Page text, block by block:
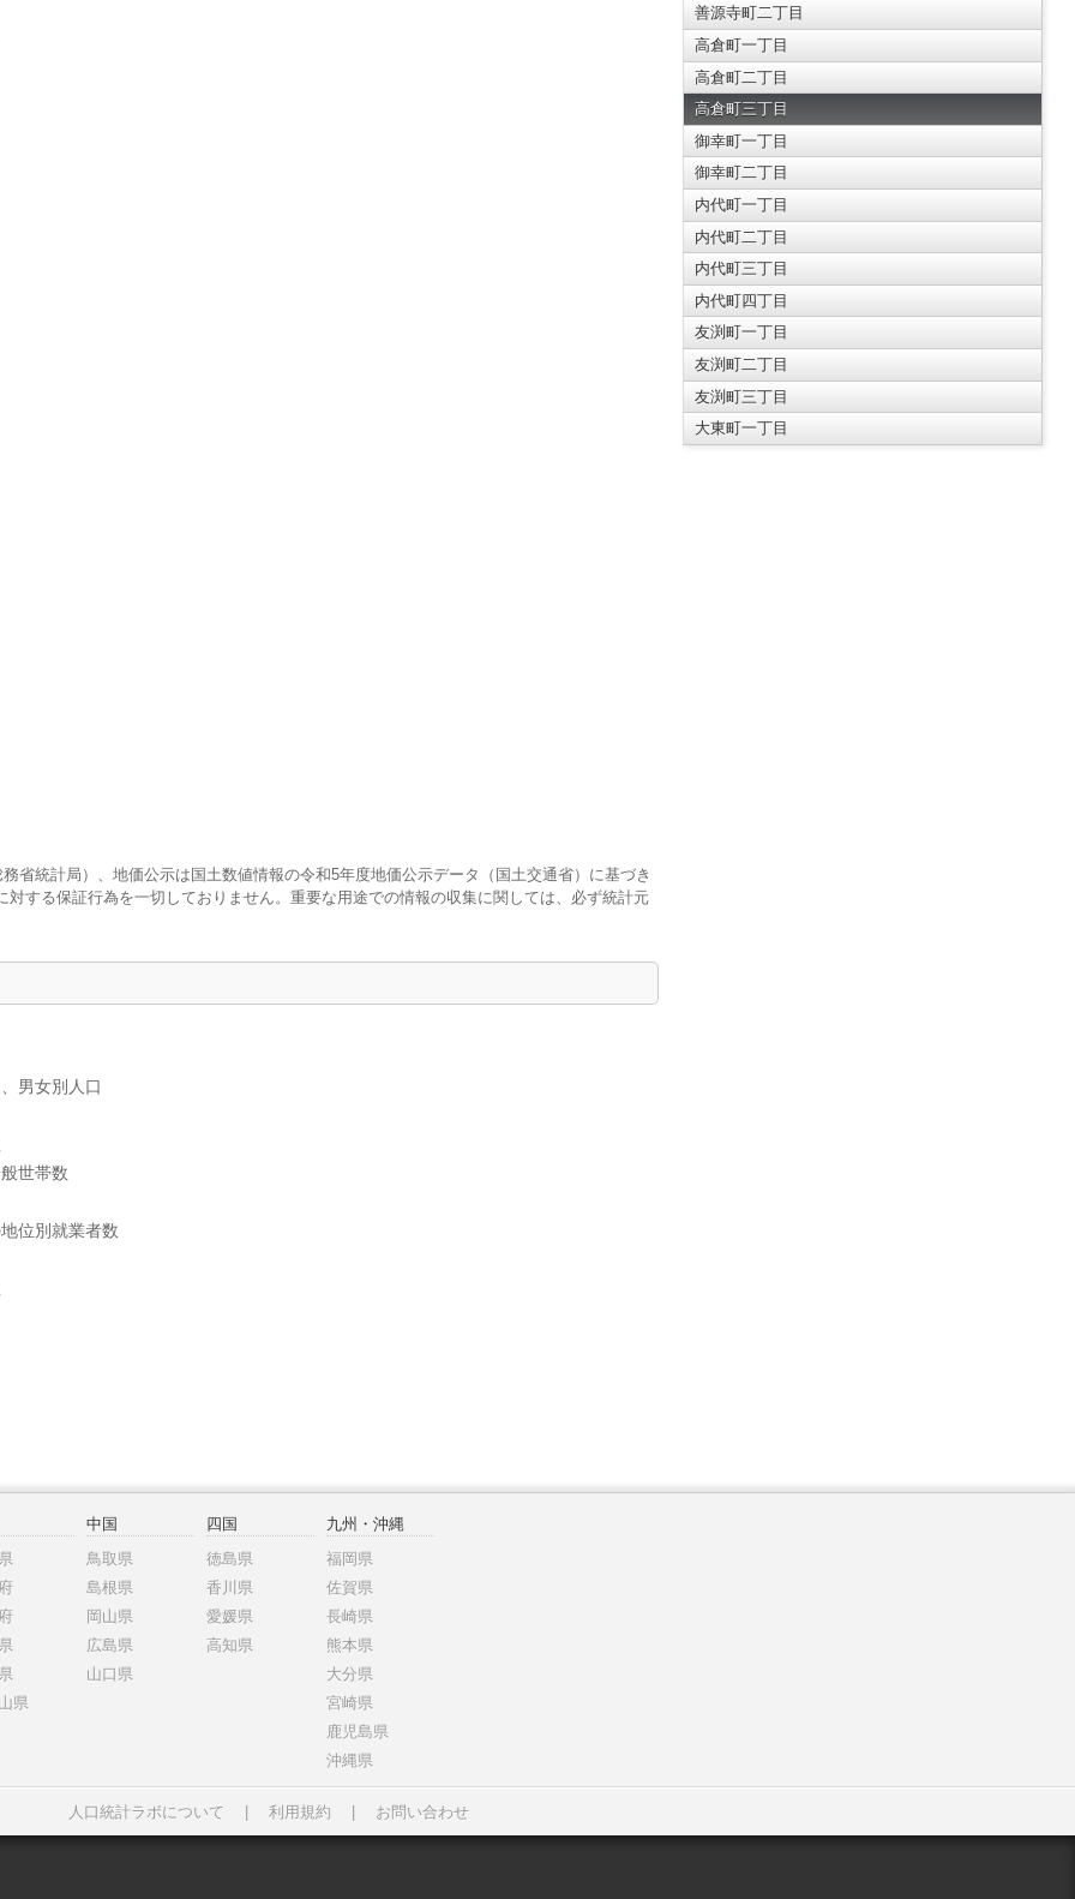
統計局）、地価公示は国土数値情報の令和5年度地価公示データ（国土交通省）に基づき
する保証行為を一切しておりません。重要な用途での情報の収集に関しては、必ず統計元
男女別人口
世帯数
位別就業者数
善源寺町二丁目
高倉町一丁目
高倉町二丁目
高倉町三丁目
御幸町一丁目
御幸町二丁目
内代町一丁目
内代町二丁目
内代町三丁目
内代町四丁目
友渕町一丁目
友渕町二丁目
友渕町三丁目
大東町一丁目
県
中国
鳥取県
島根県
岡山県
広島県
山口県
四国
徳島県
香川県
愛媛県
高知県
九州・沖縄
福岡県
佐賀県
長崎県
熊本県
大分県
宮崎県
鹿児島県
沖縄県
人口統計ラボについて 利用規約 お問い合わせ